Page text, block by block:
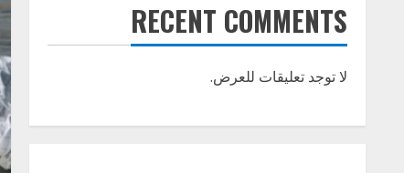
RECENT COMMENTS
لا توجد تعليقات للعرض.